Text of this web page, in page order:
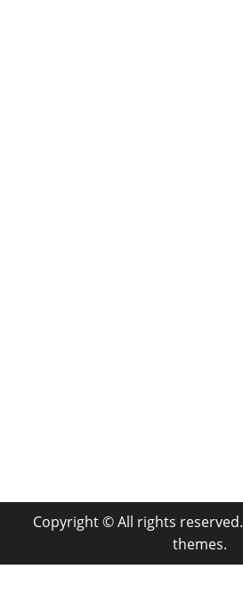
Copyright © All rights reserved.
themes.